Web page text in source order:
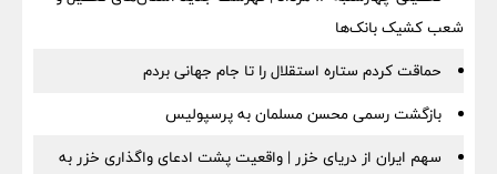
شعب کشیک بانک‌ها
حماقت کردم ستاره استقلال را تا جام جهانی بردم
بازگشت رسمی محسن مسلمان به پرسپولیس
سهم ایران از دریای خزر | واقعیت پشت ادعای واگذاری خزر به